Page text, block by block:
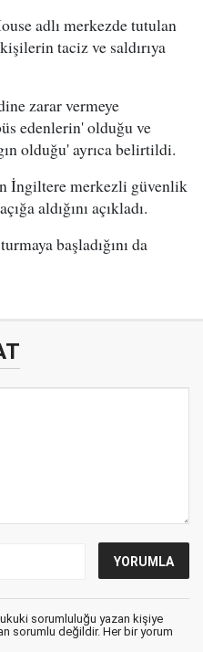
adlı merkezde tutulan
taciz ve saldırıya
zarar vermeye
edenlerin' olduğu ve
olduğu' ayrıca belirtildi.
İngiltere merkezli güvenlik
aldığını açıkladı.
başladığını da
sorumluluğu yazan kişiye
sorumlu değildir. Her bir yorum